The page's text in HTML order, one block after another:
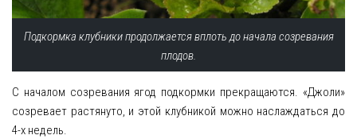
Подкормка клубники продолжается вплоть до начала созревания
плодов.
С началом созревания ягод подкормки прекращаются. «Джоли»
созревает растянуто, и этой клубникой можно наслаждаться до
4-х недель.